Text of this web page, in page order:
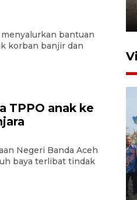
bantuan
korban banjir dan
TPPO anak ke
Negeri Banda Aceh
baya terlibat tindak
siap
RSUD Cut